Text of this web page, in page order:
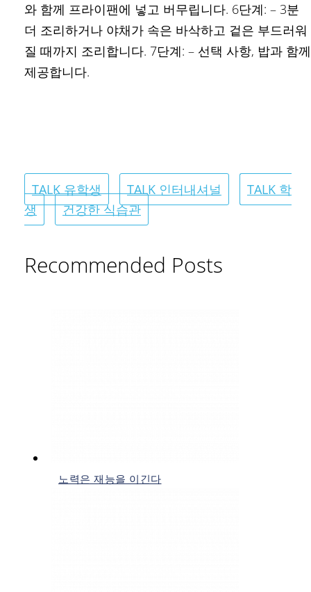
와 함께 프라이팬에 넣고 버무립니다. 6단계: – 3분
더 조리하거나 야채가 속은 바삭하고 겉은 부드러워
질 때까지 조리합니다. 7단계: – 선택 사항, 밥과 함께
제공합니다.
TALK 유학생 TALK 인터내셔널
TALK 학
생
건강한 식습관
Recommended Posts
노력은 재능을 이긴다